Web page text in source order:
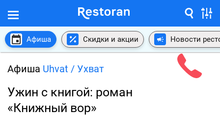
Афиша Скидки и акции Новости
Афиша Uhvat / Ухват
Ужин с книгой: роман
«Книжный вор»